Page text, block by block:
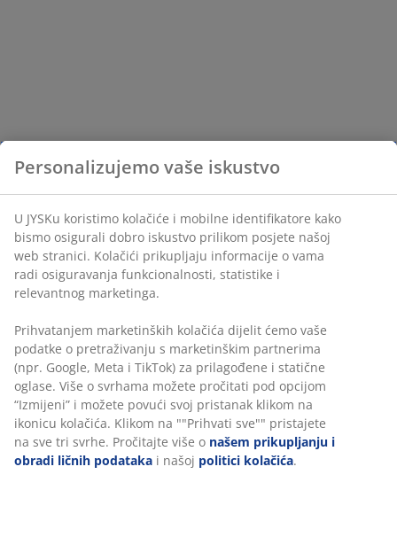
Personalizujemo vaše iskustvo
U JYSKu koristimo kolačiće i mobilne identifikatore kako
bismo osigurali dobro iskustvo prilikom posjete našoj
web stranici. Kolačići prikupljaju informacije o vama
radi osiguravanja funkcionalnosti, statistike i
relevantnog marketinga.
Prihvatanjem marketinških kolačića dijelit ćemo vaše
podatke o pretraživanju s marketinškim partnerima
(npr. Google, Meta i TikTok) za prilagođene i statične
oglase. Više o svrhama možete pročitati pod opcijom
“Izmijeni” i možete povući svoj pristanak klikom na
ikonicu kolačića. Klikom na ""Prihvati sve"" pristajete
na sve tri svrhe. Pročitajte više o našem prikupljanju i
obradi ličnih podataka i našoj politici kolačića.